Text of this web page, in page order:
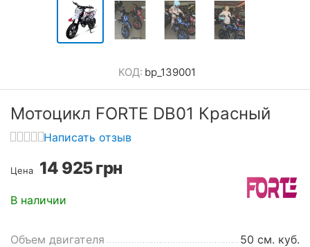
КОД: bp_139001
Мотоцикл FORTE DB01 Красный
Написать отзыв
Цена 14 925грн
В наличии
Объем двигателя
50 см. куб.